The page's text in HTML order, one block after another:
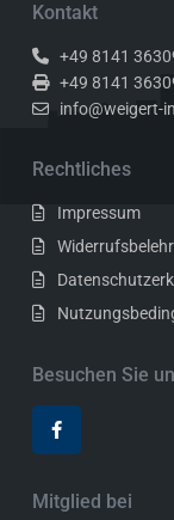
Kontakt
+49 8141
+49 8141
info@weigert-
Rechtliches
Impressum
Besuchen Sie
Mitglied bei